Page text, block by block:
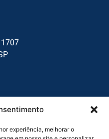
experiência, melhorar o
- Sala 6 - Vila Augusta